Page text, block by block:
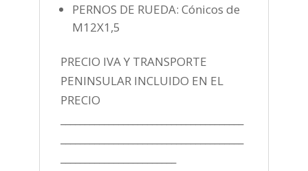
PERNOS DE RUEDA: Cónicos de
M12X1,5
PRECIO IVA Y TRANSPORTE
PENINSULAR INCLUIDO EN EL
PRECIO